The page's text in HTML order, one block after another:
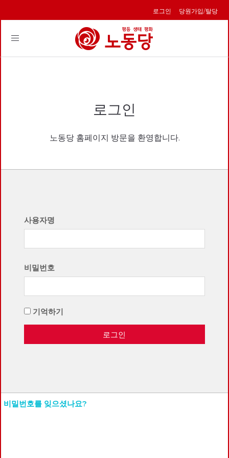
로그인 당원가입/탈당
Toggle
로그인
노동당 홈페이지 방문을 환영합니다.
사용자명
비밀번호
기억하기
로그인
비밀번호를 잊으셨나요?